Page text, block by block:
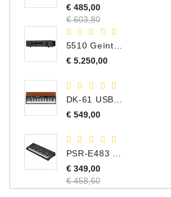
€ 485,00Normale
prijs
€ 603,80Prijs
5510 Geïntegreerde Versterker
€ 5.250,00Prijs
€ 549,00Prijs
€ 349,00Normale
prijs
€ 458,60Prijs